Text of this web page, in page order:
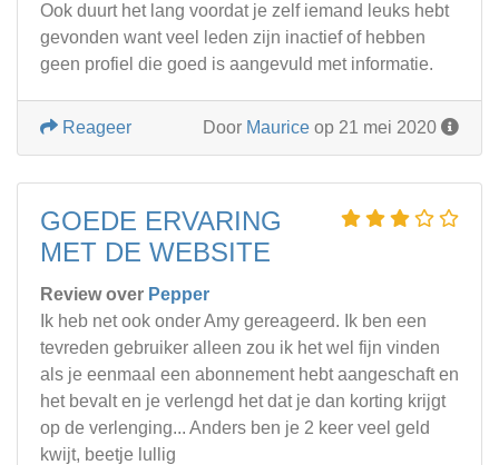
Ook duurt het lang voordat je zelf iemand leuks hebt
gevonden want veel leden zijn inactief of hebben
geen profiel die goed is aangevuld met informatie.
Door Maurice op 21 mei 2020
Reageer
GOEDE ERVARING
MET DE WEBSITE
Review over Pepper
Ik heb net ook onder Amy gereageerd. Ik ben een
tevreden gebruiker alleen zou ik het wel fijn vinden
als je eenmaal een abonnement hebt aangeschaft en
het bevalt en je verlengd het dat je dan korting krijgt
op de verlenging... Anders ben je 2 keer veel geld
kwijt, beetje lullig